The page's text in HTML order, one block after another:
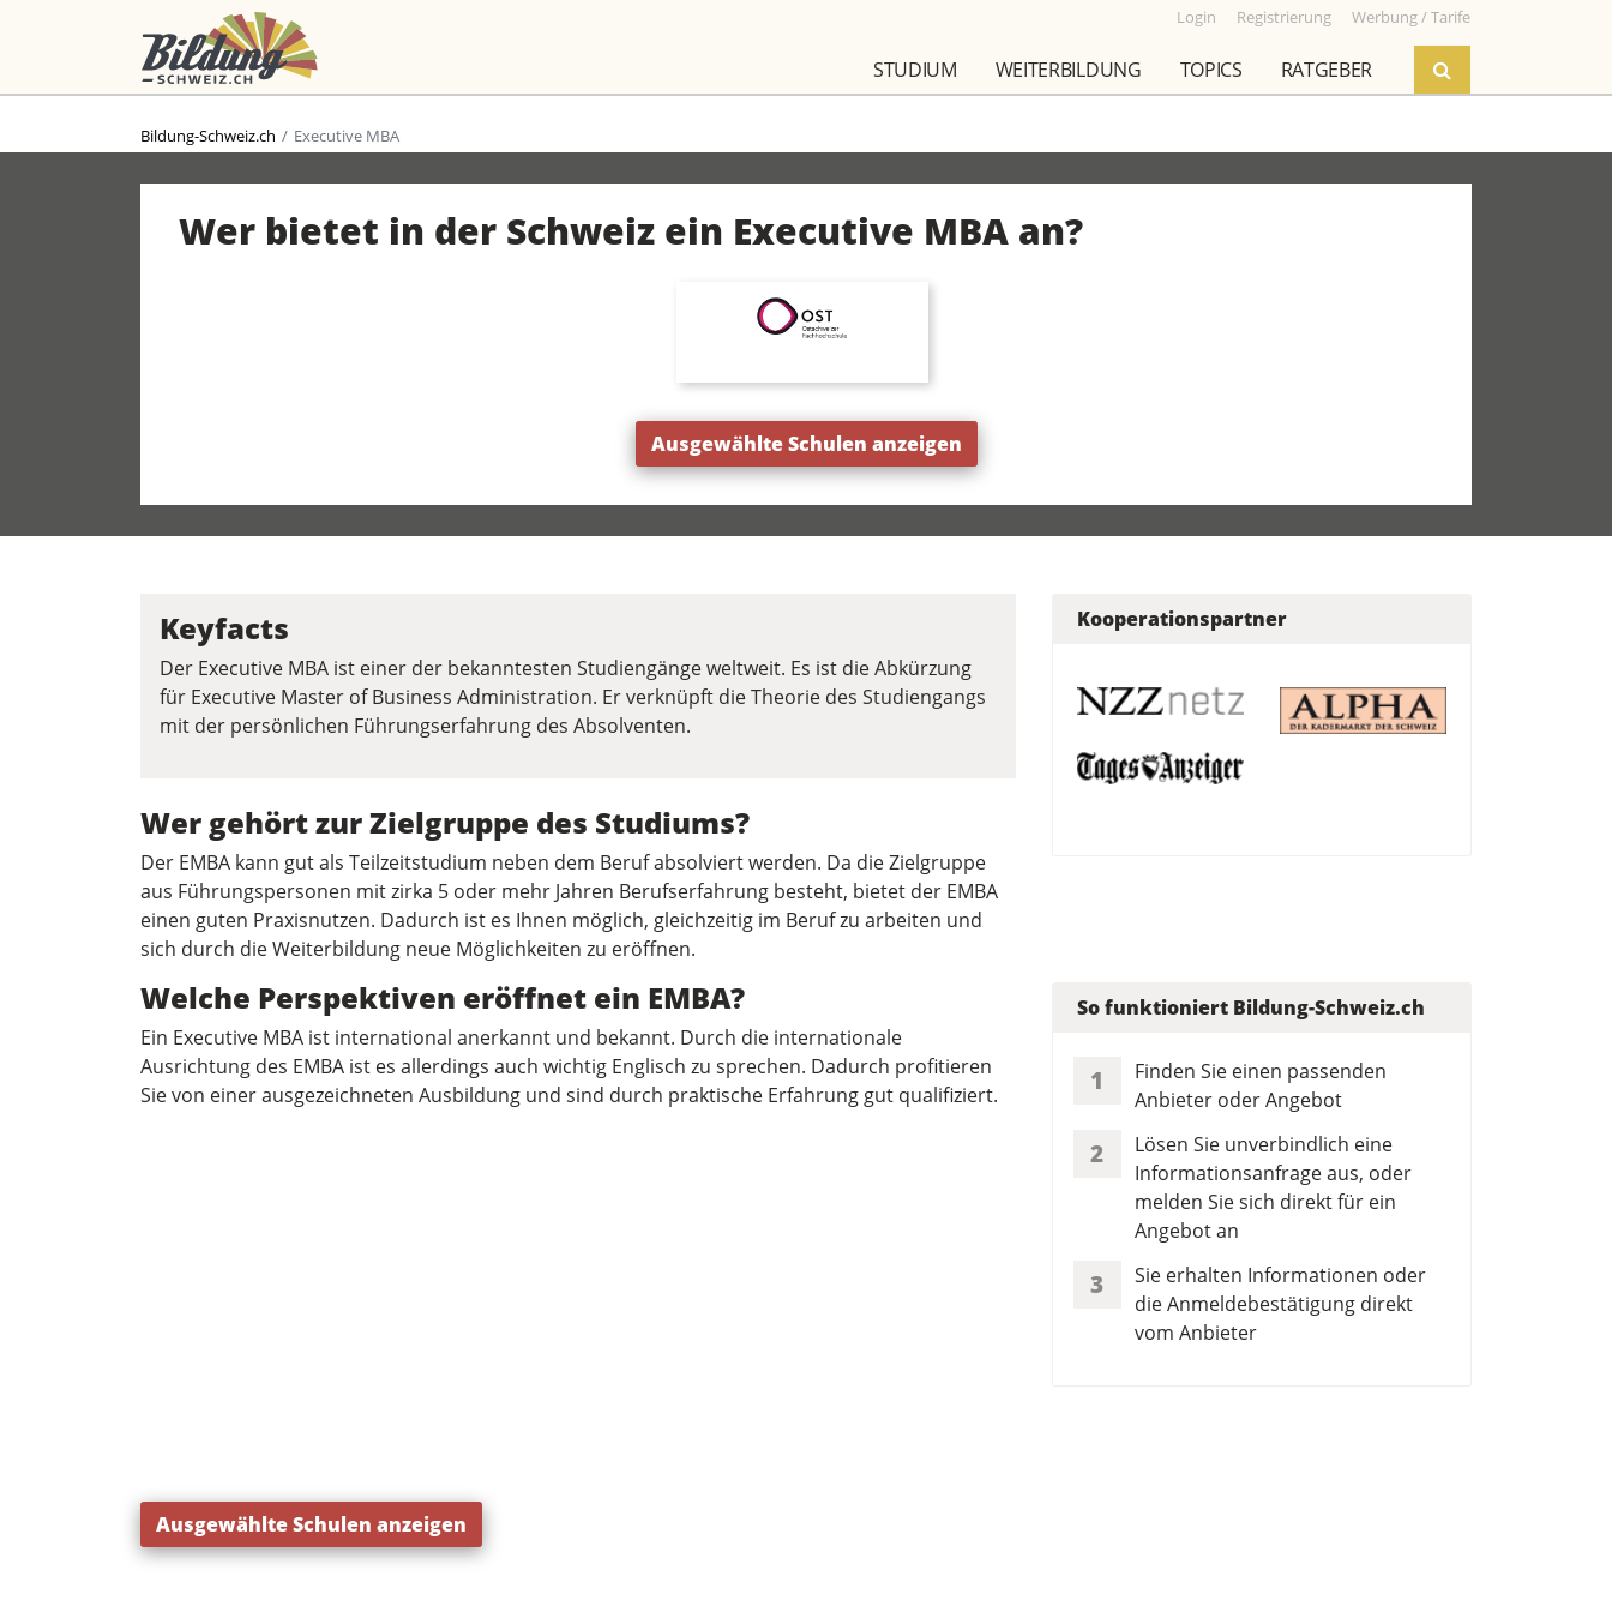
Login Registrierung Werbung / Tarife
STUDIUM WEITERBILDUNG TOPICS RATGEBER
Bildung-Schweiz.ch Executive MBA
Wer bietet in der Schweiz ein Executive MBA an?
Ausgewählte Schulen anzeigen
Keyfacts
Der Executive MBA ist einer der bekanntesten Studiengänge weltweit. Es ist die Abkürzung
für Executive Master of Business Administration. Er verknüpft die Theorie des Studiengangs
mit der persönlichen Führungserfahrung des Absolventen.
Wer gehört zur Zielgruppe des Studiums?
Der EMBA kann gut als Teilzeitstudium neben dem Beruf absolviert werden. Da die Zielgruppe
aus Führungspersonen mit zirka 5 oder mehr Jahren Berufserfahrung besteht, bietet der EMBA
einen guten Praxisnutzen. Dadurch ist es Ihnen möglich, gleichzeitig im Beruf zu arbeiten und
sich durch die Weiterbildung neue Möglichkeiten zu eröffnen.
Kooperationspartner
Welche Perspektiven eröffnet ein EMBA?
Ein Executive MBA ist international anerkannt und bekannt. Durch die internationale
Ausrichtung des EMBA ist es allerdings auch wichtig Englisch zu sprechen. Dadurch profitieren
Sie von einer ausgezeichneten Ausbildung und sind durch praktische Erfahrung gut qualifiziert.
So funktioniert Bildung-Schweiz.ch
1
Finden Sie einen passenden
Anbieter oder Angebot
2
Lösen Sie unverbindlich eine
Informationsanfrage aus, oder
melden Sie sich direkt für ein
Angebot an
3
Sie erhalten Informationen oder
die Anmeldebestätigung direkt
vom Anbieter
Ausgewählte Schulen anzeigen